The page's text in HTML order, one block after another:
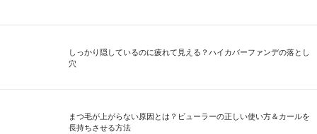
しっかり隠しているのに疲れて見える？ハイカバーファンデの落とし
穴
まつ毛が上がらない原因とは？ビューラーの正しい使い方＆カールを
長持ちさせる方法